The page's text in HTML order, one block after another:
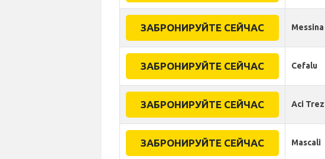
ЗАБРОНИРУЙТЕ СЕЙЧАС
ЗАБРОНИРУЙТЕ СЕЙЧАС Cefalu
ЗАБРОНИРУЙТЕ СЕЙЧАС Aci
ЗАБРОНИРУЙТЕ СЕЙЧАС Mascali